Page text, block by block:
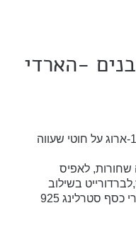
-הארדי
צמיד יוניסקס- 2 שכבות-סוגר 1-ארוג על חוטי שעווה
שחורות, לאפיס
בשילוב